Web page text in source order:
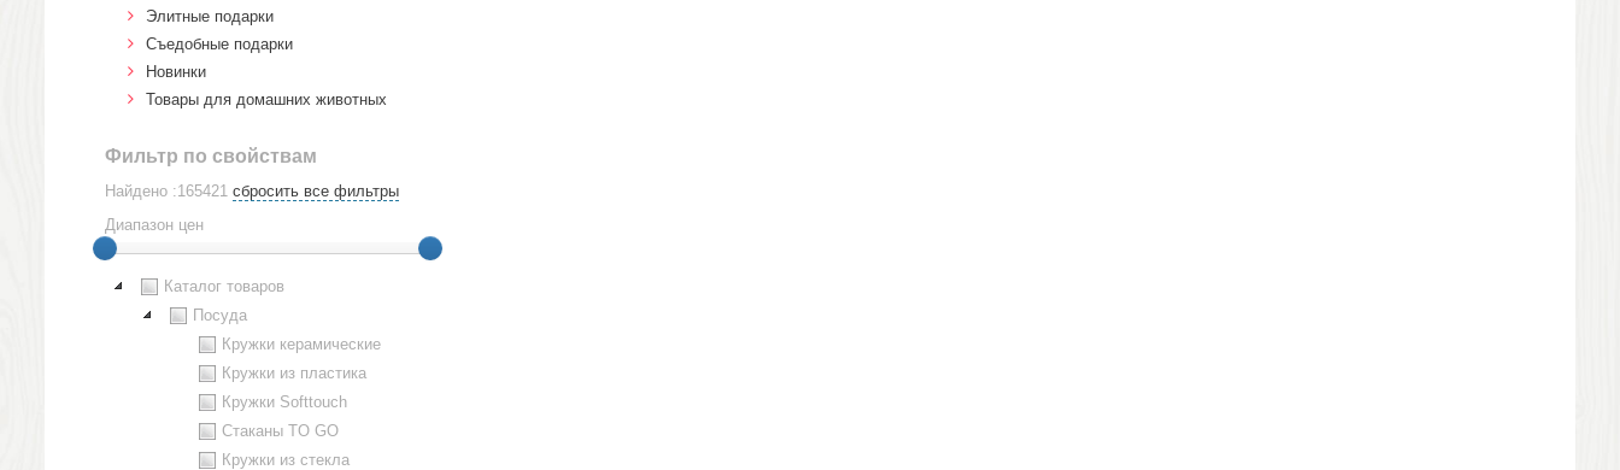
Элитные подарки
Cъедобные подарки
Новинки
Товары для домашних животных
Фильтр по свойствам
Найдено :165421 сбросить все фильтры
Диапазон цен
Каталог товаров
Посуда
Кружки керамические
Кружки из пластика
Кружки Softtouch
Стаканы TO GO
Кружки из стекла